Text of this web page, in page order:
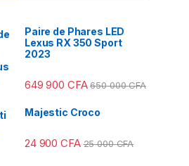
Paire de Phares LED
Lexus RX 350 Sport
2023
649 900 CFA 650 000CFA
Majestic Croco
24 900CFA 25 000CFA